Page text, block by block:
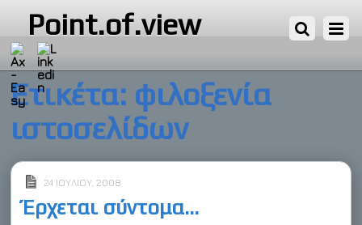
Point.of.view
Ετικέτα: φιλοξενία
ιστοσελίδων
24 ΙΟΥΛΊΟΥ, 2008
Έρχεται σύντομα…